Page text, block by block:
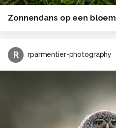
Zonnendans op een bloem
R rparmentier-photography